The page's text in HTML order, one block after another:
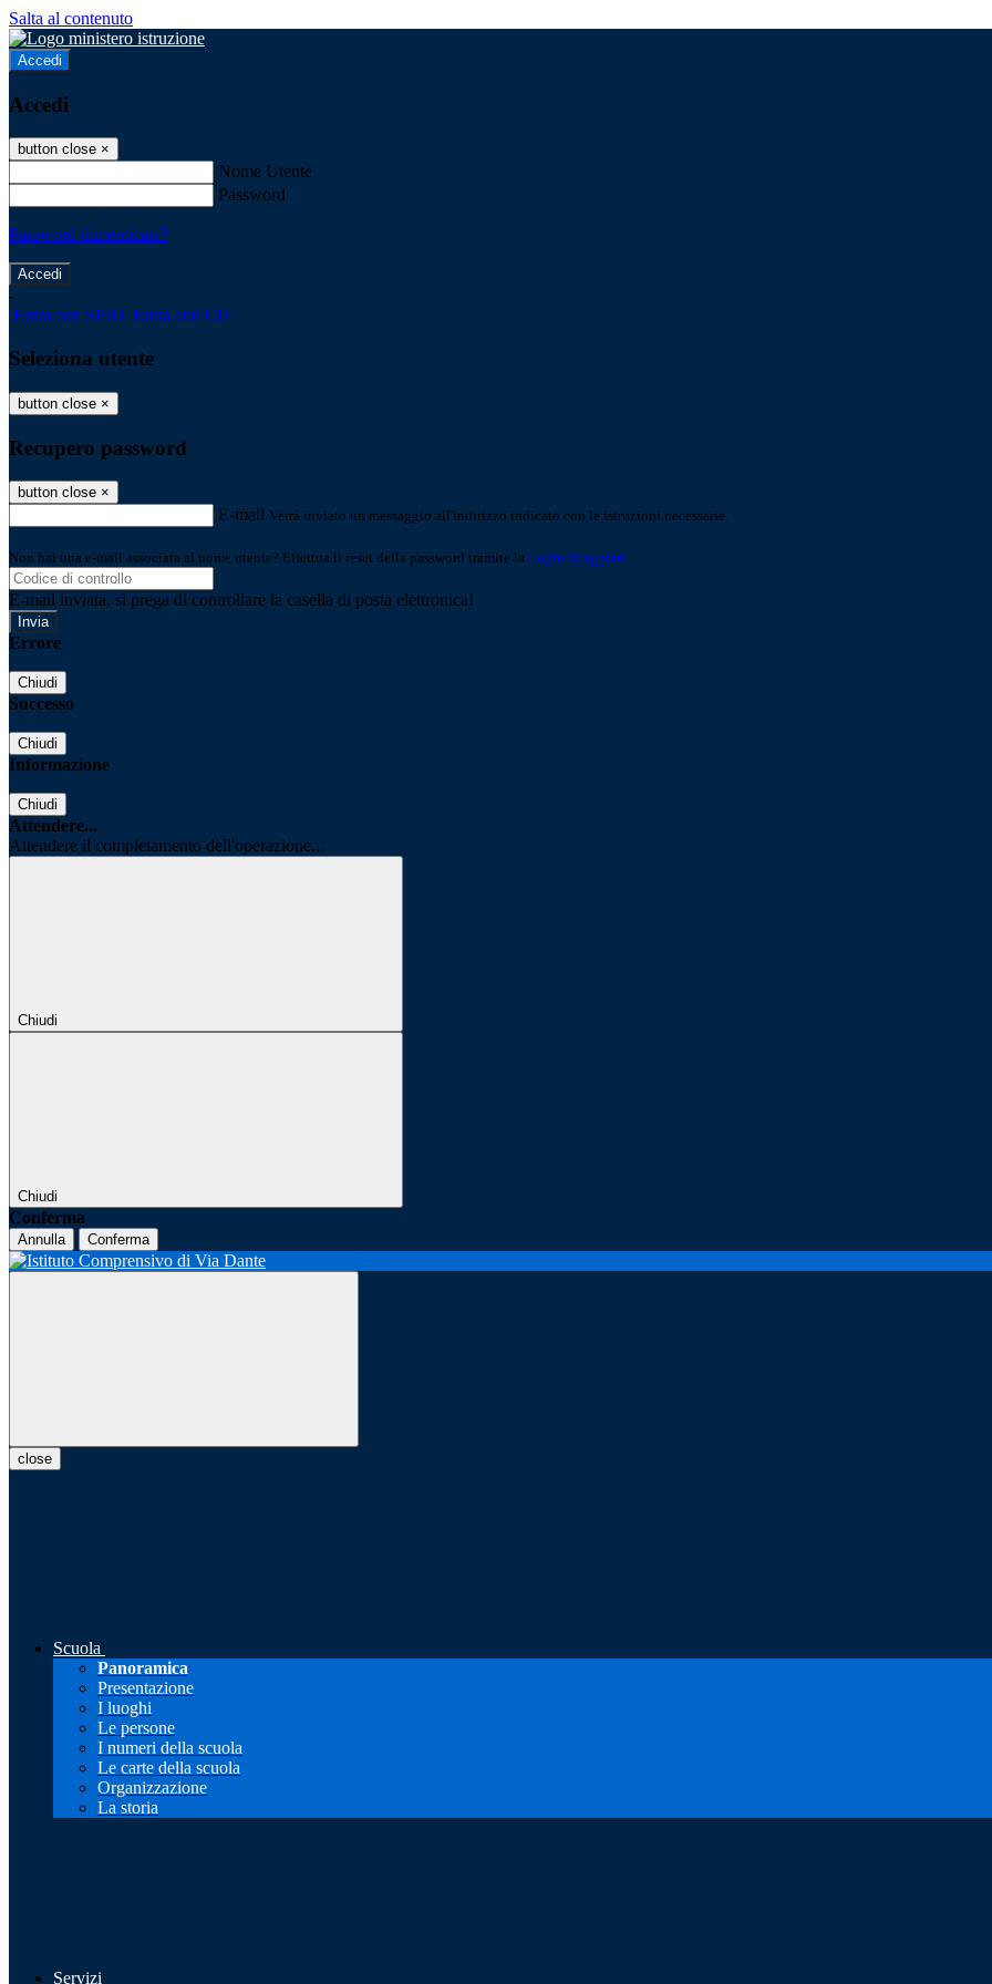
Salta al contenuto
Accedi
Accedi
button close ×
Nome Utente
Password
Password dimenticata?
-
Entra con SPID Entra con CIE
Seleziona utente
button close ×
Recupero password
button close ×
E-mail Verrà inviato un messaggio all'indirizzo indicato con le istruzioni necessarie.
Non hai una e-mail associata al nome utente? Effettua il reset della password tramite la Login Spaggiari
E-mail inviata, si prega di controllare la casella di posta elettronica!
Errore
Chiudi
Successo
Chiudi
Informazione
Chiudi
Attendere...
Attendere il completamento dell'operazione...
Chiudi
Chiudi
Conferma
Annulla Conferma
close
Scuola
Panoramica
Presentazione
I luoghi
Le persone
I numeri della scuola
Le carte della scuola
Organizzazione
La storia
Servizi